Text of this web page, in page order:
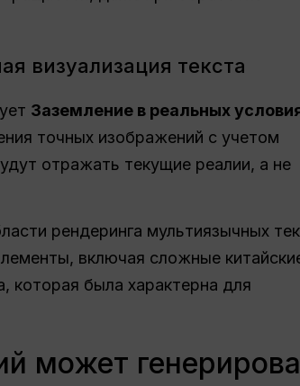
визуализация текста
Заземление в реальных
точных изображений с учетом
отражать текущие реалии, а не
рендеринга мультиязычных
включая сложные
которая была характерна для
может